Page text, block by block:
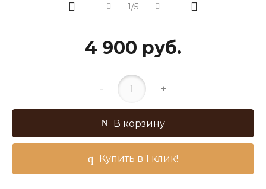
1/5
4 900 руб.
- +
В корзину
Купить в 1 клик!